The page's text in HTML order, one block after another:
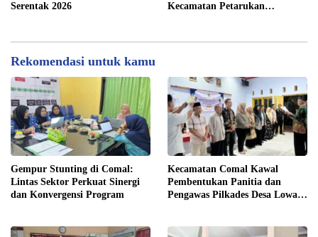
Serentak 2026
Kecamatan Petarukan
Rekomendasi untuk kamu
Gempur Stunting di Comal:
Lintas Sektor Perkuat Sinergi
dan Konvergensi Program
Kecamatan Comal Kawal
Pembentukan Panitia dan
Pengawas Pilkades Desa Lowa